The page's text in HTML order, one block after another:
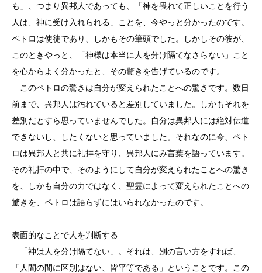
も」、つまり異邦人であっても、「神を畏れて正しいことを行う
人は、神に受け入れられる」ことを、今やっと分かったのです。
ペトロは使徒であり、しかもその筆頭でした。しかしその彼が、
このときやっと、「神様は本当に人を分け隔てなさらない」こと
を心からよく分かったと、その驚きを告げているのです。
このペトロの驚きは自分が変えられたことへの驚きです。数日
前まで、異邦人は汚れていると差別していました。しかもそれを
差別だとすら思っていませんでした。自分は異邦人には絶対伝道
できないし、したくないと思っていました。それなのに今、ペト
ロは異邦人と共に礼拝を守り、異邦人にみ言葉を語っています。
その礼拝の中で、そのようにして自分が変えられたことへの驚き
を、しかも自分の力ではなく、聖霊によって変えられたことへの
驚きを、ペトロは語らずにはいられなかったのです。
表面的なことで人を判断する
「神は人を分け隔てない」。それは、別の言い方をすれば、
「人間の間に区別はない、皆平等である」ということです。この